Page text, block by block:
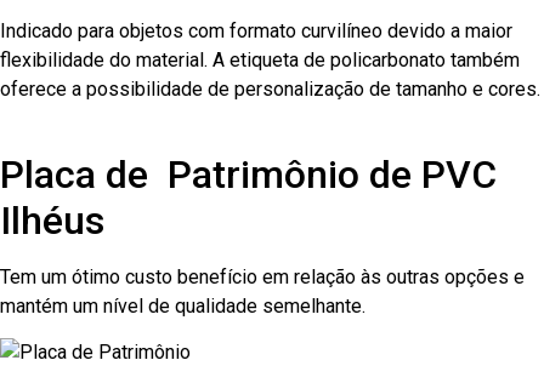
Indicado para objetos com formato curvilíneo devido a maior
flexibilidade do material. A etiqueta de policarbonato também
oferece a possibilidade de personalização de tamanho e cores.
Placa de Patrimônio de PVC
Ilhéus
Tem um ótimo custo benefício em relação às outras opções e
mantém um nível de qualidade semelhante.